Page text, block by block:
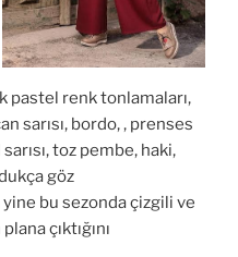
pastel renk tonlamaları,
sarısı, bordo, , prenses
toz pembe, haki,
göz
bu sezonda çizgili ve
çıktığını